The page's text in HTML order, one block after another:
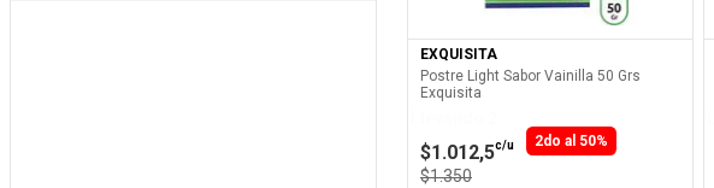
EXQUISITA
Postre Light Sabor Vainilla 50 Grs
Exquisita
$1.012,5c/u 2do al 50%
$1.350